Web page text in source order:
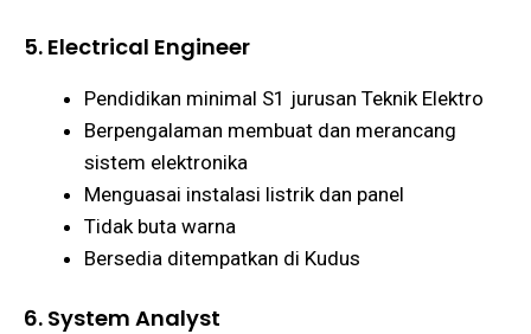
5. Electrical Engineer
Pendidikan minimal S1 jurusan Teknik Elektro
Berpengalaman membuat dan merancang
sistem elektronika
Menguasai instalasi listrik dan panel
Tidak buta warna
Bersedia ditempatkan di Kudus
6. System Analyst